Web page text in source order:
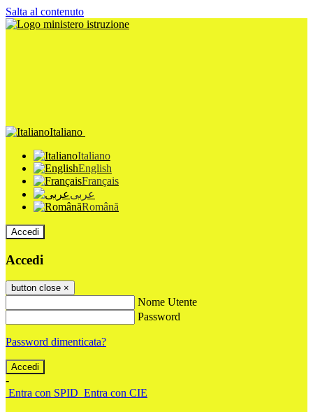
Salta al contenuto
Italiano
Italiano
English
Français
عربى
Română
Accedi
Accedi
button close ×
Nome Utente
Password
Password dimenticata?
-
Entra con SPID Entra con CIE